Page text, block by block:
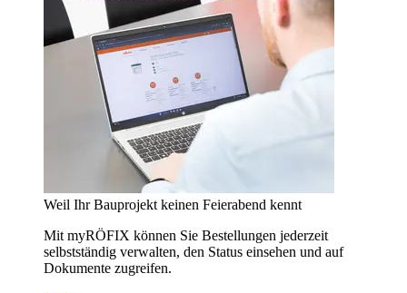
Weil Ihr Bauprojekt keinen Feierabend kennt
Mit myRÖFIX können Sie Bestellungen jederzeit
selbstständig verwalten, den Status einsehen und auf
Dokumente zugreifen.